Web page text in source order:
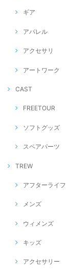
ギア
アパレル
アクセサリ
アートワーク
CAST
FREETOUR
ソフトグッズ
スペアパーツ
TREW
アフターライフ
メンズ
ウィメンズ
キッズ
アクセサリー